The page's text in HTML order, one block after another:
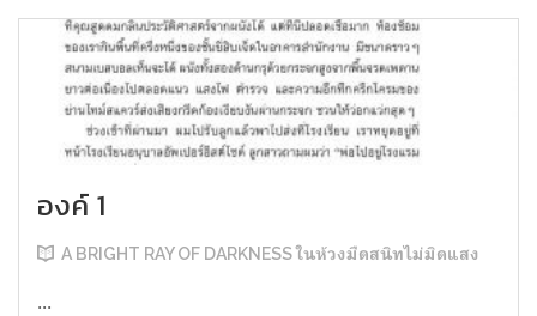
องค์ 1
A BRIGHT RAY OF DARKNESS ในห้วงมืดสนิทไม่มิดแสง
...